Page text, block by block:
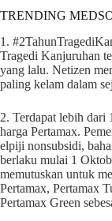
TRENDING
1.
Tragedi Kanjuruhan
yang lalu. Netizen
paling kelam dalam
2. Terdapat lebih dari
harga Pertamax.
elpiji nonsubsidi,
berlaku mulai 1
memutuskan untuk
Pertamax, Pertamax
Pertamax Green